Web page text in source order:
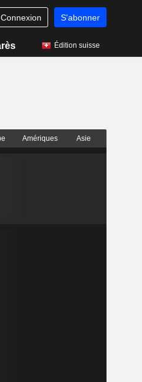
Connexion S'abonner
Édition suisse
Amériques Asie